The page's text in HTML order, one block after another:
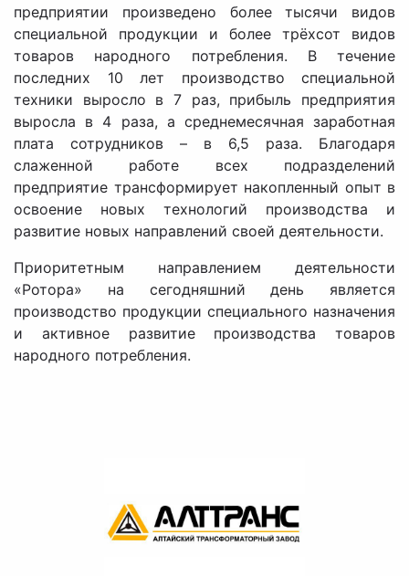
предприятии произведено более тысячи видов
специальной продукции и более трёхсот видов
товаров народного потребления. В течение
последних 10 лет производство специальной
техники выросло в 7 раз, прибыль предприятия
выросла в 4 раза, а среднемесячная заработная
плата сотрудников – в 6,5 раза. Благодаря
слаженной работе всех подразделений
предприятие трансформирует накопленный опыт в
освоение новых технологий производства и
развитие новых направлений своей деятельности.
Приоритетным направлением деятельности
«Ротора» на сегодняшний день является
производство продукции специального назначения
и активное развитие производства товаров
народного потребления.